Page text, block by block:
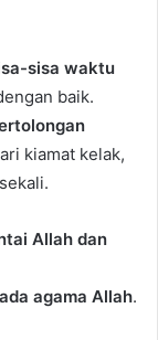
sisa waktu
baik.
kiamat kelak,
Allah dan
agama Allah.